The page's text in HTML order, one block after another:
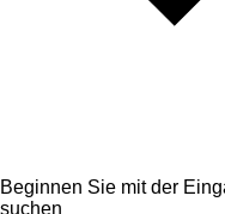
Beginnen Sie mit der
suchen